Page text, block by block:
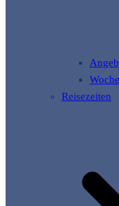
Reisezeiten